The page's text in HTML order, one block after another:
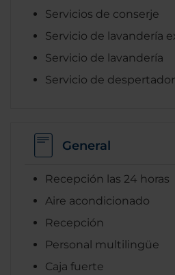
Servicios de conserje
Servicio de lavandería
Servicio de lavandería
Servicio de despertador
General
Recepción las 24 horas
Aire acondicionado
Recepción
Personal multilingüe
Caja fuerte